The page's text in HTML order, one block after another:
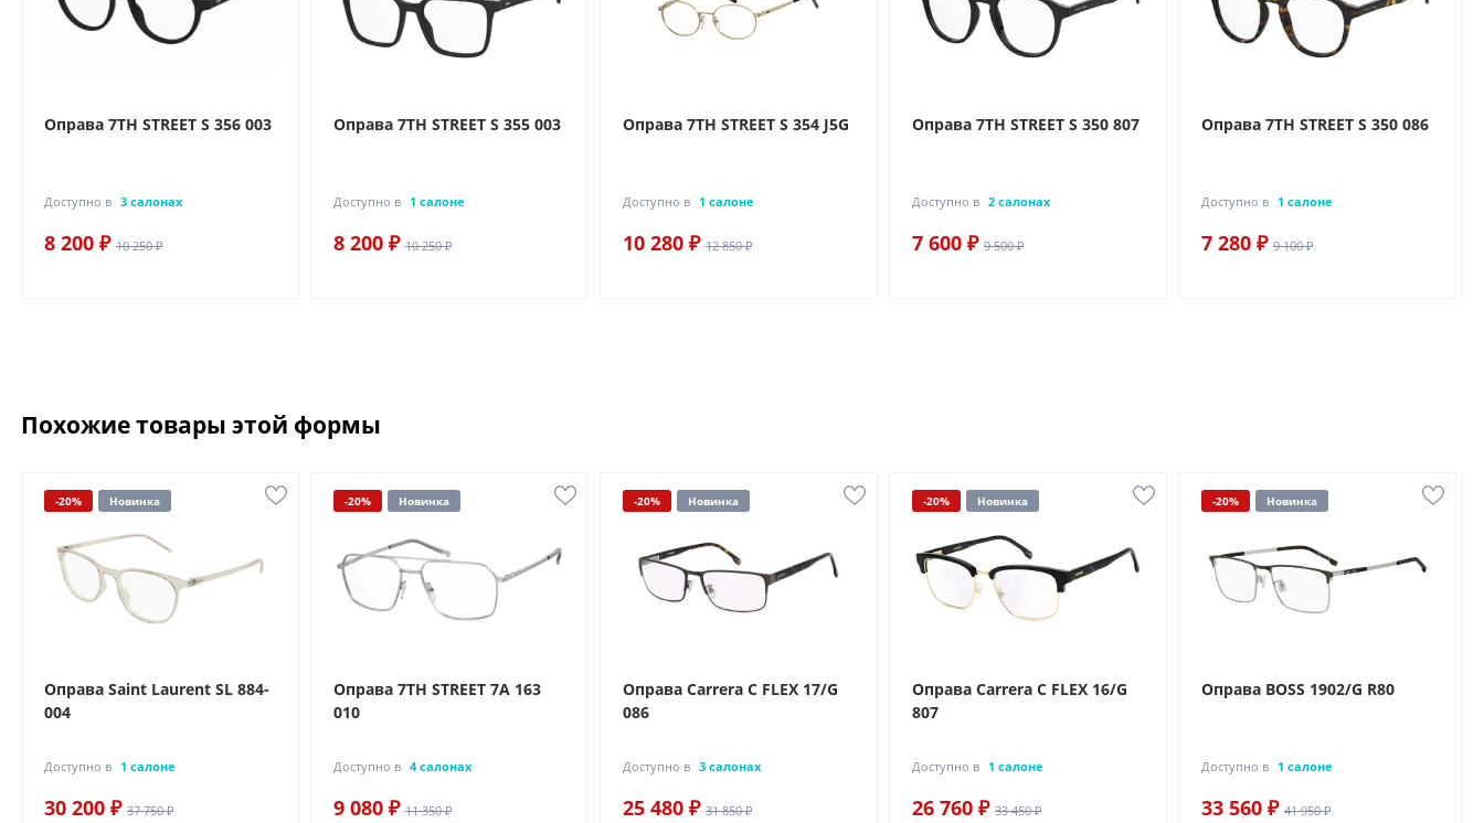
Оправа 7TH STREET S 356 003
Доступно в 3 салонах
8 200 ₽ 10 250 ₽
Оправа 7TH STREET S 355 003
Доступно в 1 салоне
8 200 ₽ 10 250 ₽
Оправа 7TH STREET S 354 J5G
Доступно в 1 салоне
10 280 ₽ 12 850 ₽
Оправа 7TH STREET S 350 807
Доступно в 2 салонах
7 600 ₽ 9 500 ₽
Оправа 7TH STREET S 350 086
Доступно в 1 салоне
7 280 ₽ 9 100 ₽
Похожие товары этой формы
-20% Новинка
Оправа Saint Laurent SL 884-
004
Доступно в 1 салоне
30 200 ₽ 37 750 ₽
-20% Новинка
Оправа 7TH STREET 7A 163
010
Доступно в 4 салонах
9 080 ₽ 11 350 ₽
-20% Новинка
Оправа Carrera C FLEX 17/G
086
Доступно в 3 салонах
25 480 ₽ 31 850 ₽
-20% Новинка
Оправа Carrera C FLEX 16/G
807
Доступно в 1 салоне
26 760 ₽ 33 450 ₽
-20% Новинка
Оправа BOSS 1902/G R80
Доступно в 1 салоне
33 560 ₽ 41 950 ₽